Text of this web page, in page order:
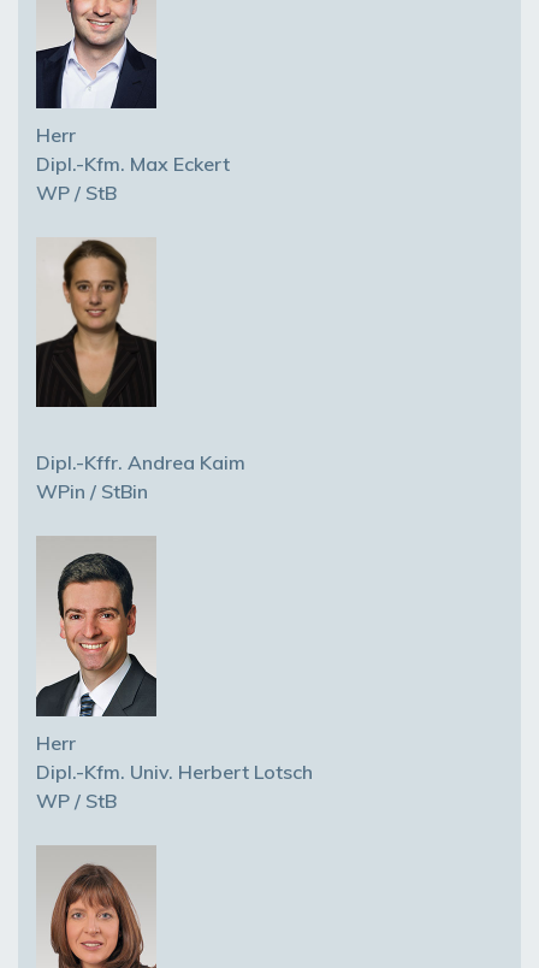
Herr
Dipl.-Kfm. Max Eckert
WP / StB
Dipl.-Kffr. Andrea Kaim
WPin / StBin
Herr
Dipl.-Kfm. Univ. Herbert Lotsch
WP / StB